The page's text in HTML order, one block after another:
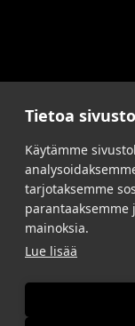
Tietoa
Käytämme
tarjotaksemme
parantaaksemme
mainoksia.
Lue lisää